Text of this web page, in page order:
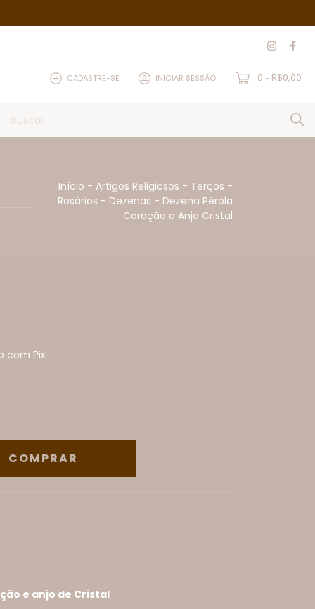
CADASTRE-SE INICIAR SESSÃO 0 - R$0,00
Início - Artigos Religiosos - Terços -
Rosários - Dezenas - Dezena Pérola
Coração e Anjo Cristal
com Pix
e anjo de Cristal